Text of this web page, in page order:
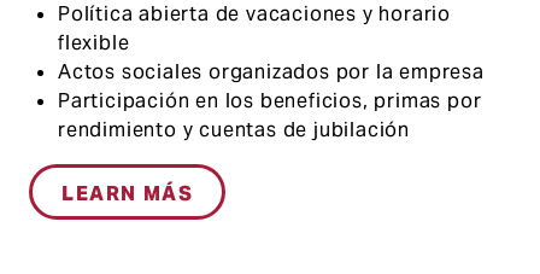
Política abierta de vacaciones y horario
flexible
Actos sociales organizados por la empresa
Participación en los beneficios, primas por
rendimiento y cuentas de jubilación
LEARN MÁS